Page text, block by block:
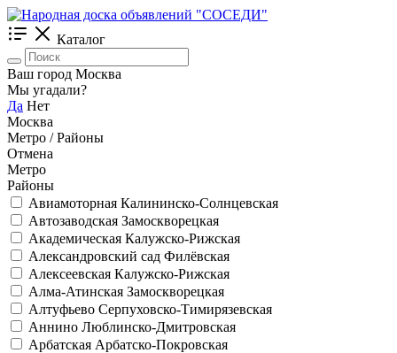
Каталог
Ваш город Москва
Мы угадали?
Да Нет
Москва
Метро / Районы
Отмена
Метро
Районы
Авиамоторная Калининско-Солнцевская
Автозаводская Замоскворецкая
Академическая Калужско-Рижская
Александровский сад Филёвская
Алексеевская Калужско-Рижская
Алма-Атинская Замоскворецкая
Алтуфьево Серпуховско-Тимирязевская
Аннино Люблинско-Дмитровская
Арбатская Арбатско-Покровская